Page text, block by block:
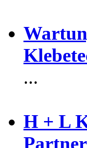
...
H + L